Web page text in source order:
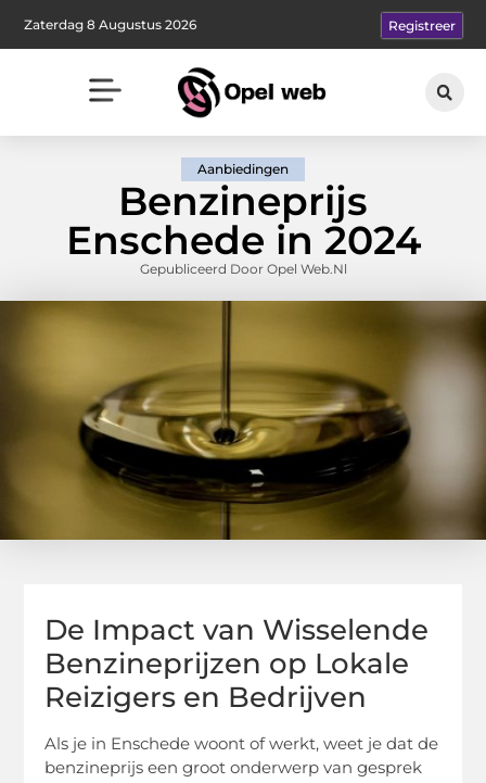
Zaterdag 8 Augustus 2026 Registreer
Aanbiedingen
Benzineprijs
Enschede in 2024
Gepubliceerd Door Opel Web.nl
De Impact van Wisselende
Benzineprijzen op Lokale
Reizigers en Bedrijven
Als je in Enschede woont of werkt, weet je dat de
benzineprijs een groot onderwerp van gesprek